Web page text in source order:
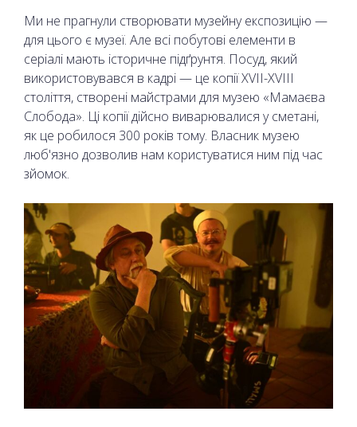
Ми не прагнули створювати музейну експозицію —
для цього є музеї. Але всі побутові елементи в
серіалі мають історичне підґрунтя. Посуд, який
використовувався в кадрі — це копії XVII-XVIII
століття, створені майстрами для музею «Мамаєва
Слобода». Ці копії дійсно виварювалися у сметані,
як це робилося 300 років тому. Власник музею
люб'язно дозволив нам користуватися ним під час
зйомок.